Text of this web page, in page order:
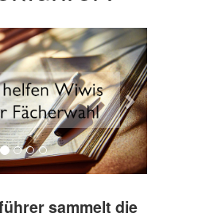
Next
sammelt die